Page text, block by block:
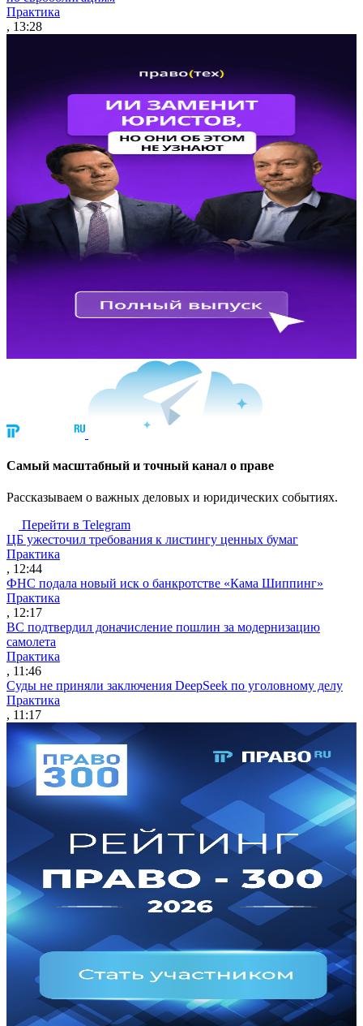
Практика
, 13:28
Cамый масштабный и точный канал о праве
Рассказываем о важных деловых и юридических событиях.
Перейти в Telegram
ЦБ ужесточил требования к листингу ценных бумаг
Практика
, 12:44
ФНС подала новый иск о банкротстве «Кама Шиппинг»
Практика
, 12:17
ВС подтвердил доначисление пошлин за модернизацию
самолета
Практика
, 11:46
Суды не приняли заключения DeepSeek по уголовному делу
Практика
, 11:17